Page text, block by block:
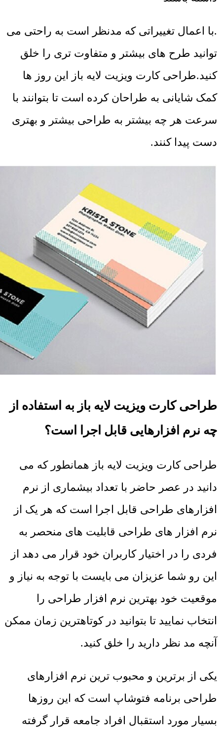
.با اعمال تغییراتی که مدنظر است به راحتی می
توانید طرح های بیشتر و متفاوت تری را خلق
کنید.طراحی کارت ویزیت لایه باز این روز ها
کمک شایانی به طراحان کرده است تا بتوانند با
سرعت هر چه بیشتر به طراحی بیشتر و بهتری
دست پیدا کنند.
طراحی کارت ویزیت لایه باز به استفاده از
چه نرم افزارهایی قابل اجرا است؟
طراحی کارت ویزیت لایه باز همانطور که می
دانید در عصر حاضر با تعداد بیشماری از نرم
افزارهای طراحی قابل اجرا است که هر یک از
نرم افزار های طراحی قابلیت های منحصر به
فردی را در اختیار کاربران خود قرار می دهد از
این رو شما عزیزان می بایست با توجه به نیاز و
موقعیت خود بهترین نرم افزار طراحی را
انتخاب نمایید تا بتوانید در کوتاهترین زمان ممکن
آنچه مد نظر دارید را خلق کنید.
یکی از برترین و محبوب ترین نرم افزارهای
طراحی برنامه فتوشاپ است که این روزها
بسیار مورد استقبال افراد جامعه قرار گرفته